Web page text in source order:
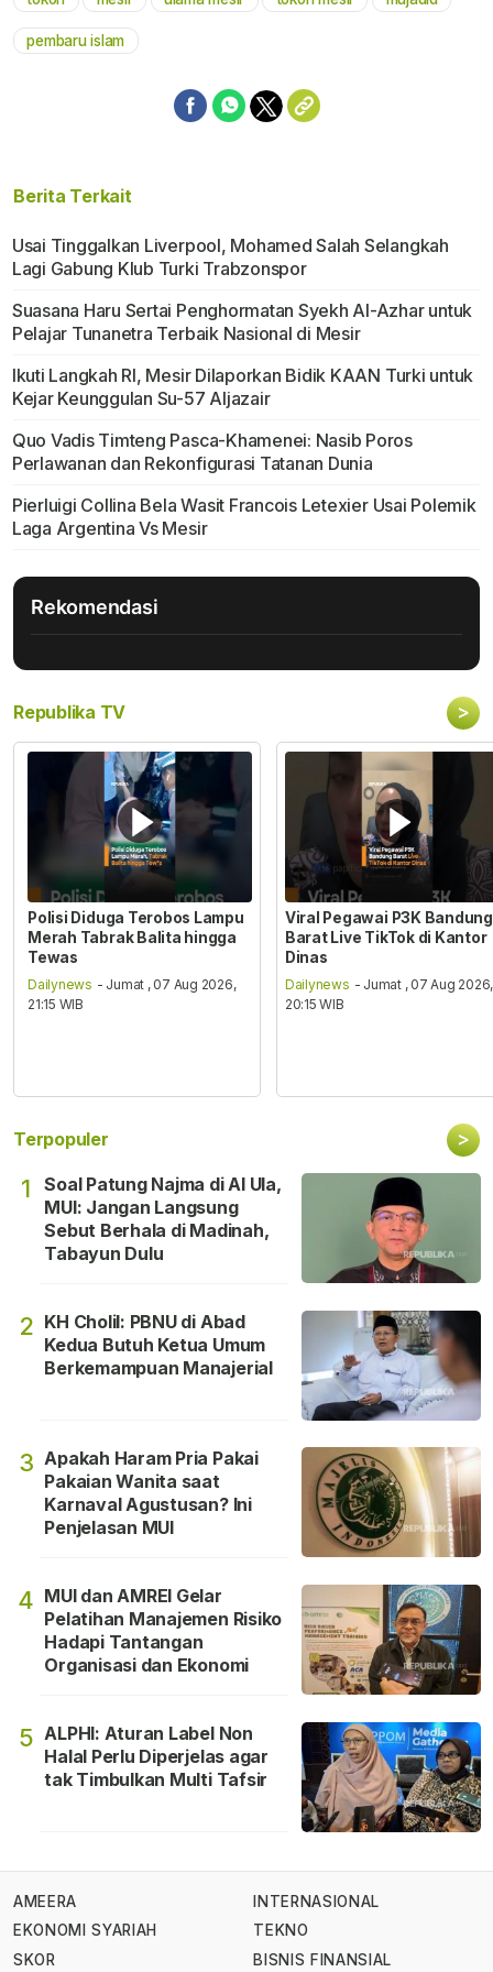
Mute
pembaru islam
Berita Terkait
Usai Tinggalkan Liverpool, Mohamed Salah Selangkah
Lagi Gabung Klub Turki Trabzonspor
Suasana Haru Sertai Penghormatan Syekh Al-Azhar untuk
Pelajar Tunanetra Terbaik Nasional di Mesir
Ikuti Langkah RI, Mesir Dilaporkan Bidik KAAN Turki untuk
Kejar Keunggulan Su-57 Aljazair
Quo Vadis Timteng Pasca-Khamenei: Nasib Poros
Perlawanan dan Rekonfigurasi Tatanan Dunia
Pierluigi Collina Bela Wasit Francois Letexier Usai Polemik
Laga Argentina Vs Mesir
Rekomendasi
Republika TV >
Polisi Diduga Terobos Lampu
Merah Tabrak Balita hingga
Tewas
Dailynews - Jumat , 07 Aug 2026,
21:15 WIB
Viral Pegawai P3K Bandung
Barat Live TikTok di Kantor
Dinas
Dailynews - Jumat , 07 Aug 2026,
20:15 WIB
Terpopuler >
1
Soal Patung Najma di Al Ula,
MUI: Jangan Langsung
Sebut Berhala di Madinah,
Tabayun Dulu
2 KH Cholil: PBNU di Abad
Kedua Butuh Ketua Umum
Berkemampuan Manajerial
3 Apakah Haram Pria Pakai
Pakaian Wanita saat
Karnaval Agustusan? Ini
Penjelasan MUI
4 MUI dan AMREI Gelar
Pelatihan Manajemen Risiko
Hadapi Tantangan
Organisasi dan Ekonomi
5 ALPHI: Aturan Label Non
Halal Perlu Diperjelas agar
tak Timbulkan Multi Tafsir
AMEERA
EKONOMI SYARIAH
SKOR
INTERNASIONAL
TEKNO
BISNIS FINANSIAL